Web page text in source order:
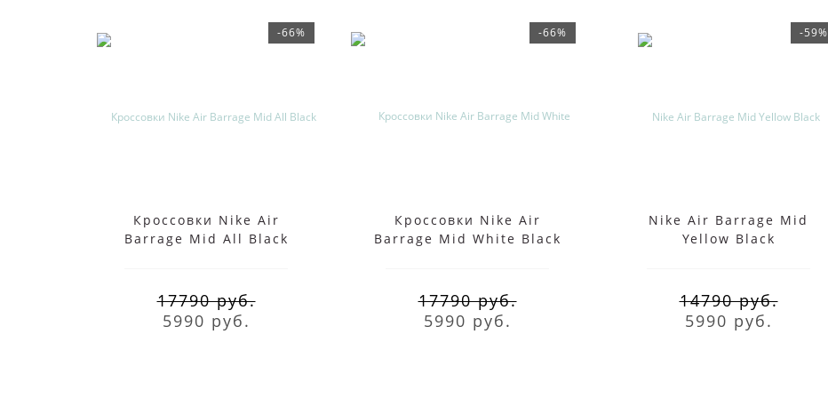
-66%
Кроссовки Nike Air
Barrage Mid All Black
17790 руб.
5990 руб.
-66%
Кроссовки Nike Air
Barrage Mid White Black
17790 руб.
5990 руб.
-59%
Nike Air Barrage Mid
Yellow Black
14790 руб.
5990 руб.